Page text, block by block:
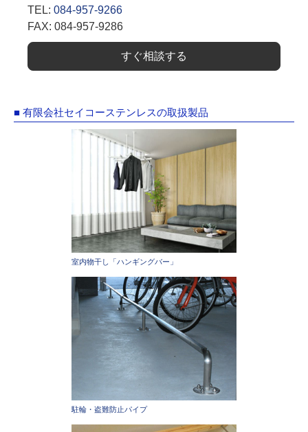
TEL: 084-957-9266
FAX: 084-957-9286
すぐ相談する
■ 有限会社セイコーステンレスの取扱製品
室内物干し「ハンギングバー」
駐輪・盗難防止パイプ